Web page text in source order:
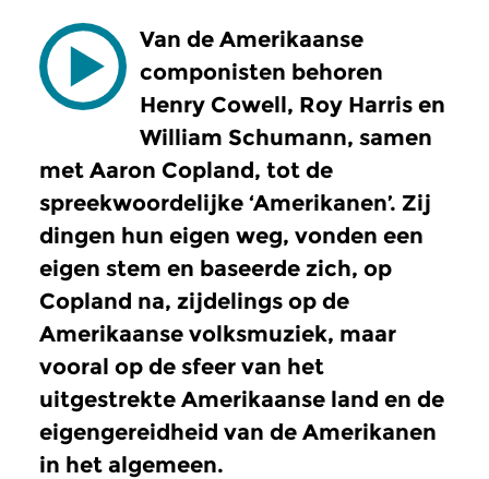
Van de Amerikaanse
componisten behoren
Henry Cowell, Roy Harris en
William Schumann, samen
met Aaron Copland, tot de
spreekwoordelijke ‘Amerikanen’. Zij
dingen hun eigen weg, vonden een
eigen stem en baseerde zich, op
Copland na, zijdelings op de
Amerikaanse volksmuziek, maar
vooral op de sfeer van het
uitgestrekte Amerikaanse land en de
eigengereidheid van de Amerikanen
in het algemeen.